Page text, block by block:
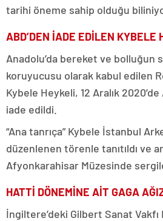
tarihi öneme sahip olduğu
ABD’DEN İADE EDİLEN KYBELE
Anadolu’da bereket ve bolluğun
koruyucusu olarak kabul edilen
Kybele Heykeli, 12 Aralık 2020’de
iade edildi.
“Ana tanrıça” Kybele İstanbul
düzenlenen törenle tanıtıldı ve
Afyonkarahisar Müzesinde
HATTİ DÖNEMİNE AİT GAGA
İngiltere’deki Gilbert Sanat